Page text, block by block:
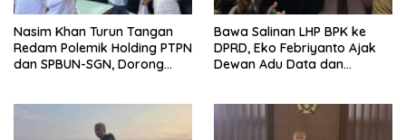
Nasim Khan Turun Tangan
Redam Polemik Holding PTPN
dan SPBUN-SGN, Dorong
Bawa Salinan LHP BPK ke
DPRD, Eko Febriyanto Ajak
Dewan Adu Data dan